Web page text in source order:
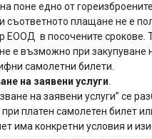
поне едно от
съответното плащане не е
ЕООД в посочените срокове.
е възможно при закупуване
самолетни билети.
на заявени услуги
на заявени услуги” се
платен самолетен билет
има конкретни условия и